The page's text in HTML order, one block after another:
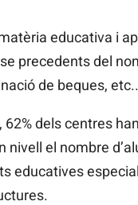
educativa i
precedents del
de beques, etc..
dels centres
nivell el nombre
educatives